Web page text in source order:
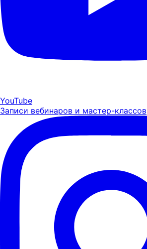
YouTube
Записи вебинаров и мастер-классов